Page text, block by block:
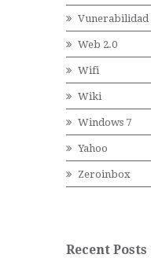
Vunerabilidad
Web 2.0
Wifi
Wiki
Windows 7
Yahoo
Zeroinbox
Recent Posts